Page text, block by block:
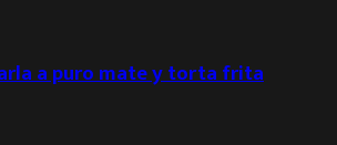
a puro mate y torta frita